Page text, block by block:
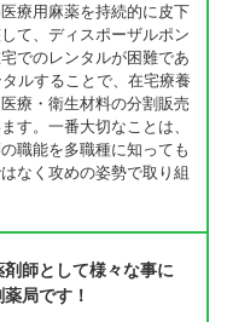
療用麻薬を持続的に皮下
て、ディスポーザルポン
でのレンタルが困難であ
ルすることで、在宅療養
療・衛生材料の分割販売
す。一番大切なことは、
職能を多職種に知っても
なく攻めの姿勢で取り組
師として様々な事に
局です！